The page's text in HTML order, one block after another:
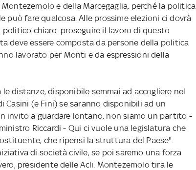
e della Marcegaglia, perché la politica
può fare qualcosa. Alle prossime elezioni ci dovrà
chiaro: proseguire il lavoro di questo
deve essere composta da persone della politica
lavorato per Monti e da espressioni della
distanze, disponibile semmai ad accogliere nel
(e Fini) se saranno disponibili ad un
invito a guardare lontano, non siamo un partito -
Riccardi - Qui ci vuole una legislatura che
che ripensi la struttura del Paese".
di società civile, se poi saremo una forza
presidente delle Acli. Montezemolo tira le